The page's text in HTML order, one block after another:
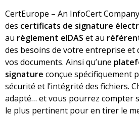
CertEurope – An InfoCert Company
des certificats de signature
au règlement eIDAS et au
des besoins de votre entreprise et
vos documents. Ainsi qu’une
signature conçue spécifiquement
sécurité et l’intégrité des fichiers.
adapté… et vous pourrez compter
le plus pertinent pour en tirer le